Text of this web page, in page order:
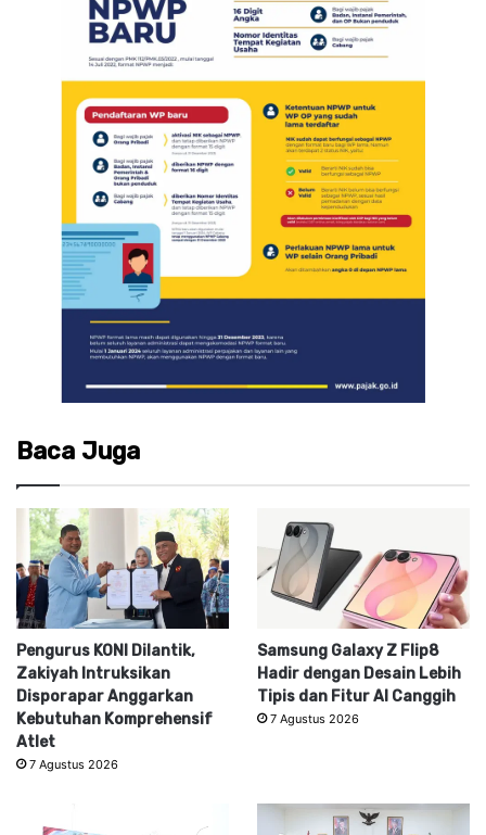
Baca Juga
Pengurus KONI Dilantik,
Zakiyah Intruksikan
Disporapar Anggarkan
Kebutuhan Komprehensif
Atlet
7 Agustus 2026
Samsung Galaxy Z Flip8
Hadir dengan Desain Lebih
Tipis dan Fitur AI Canggih
7 Agustus 2026